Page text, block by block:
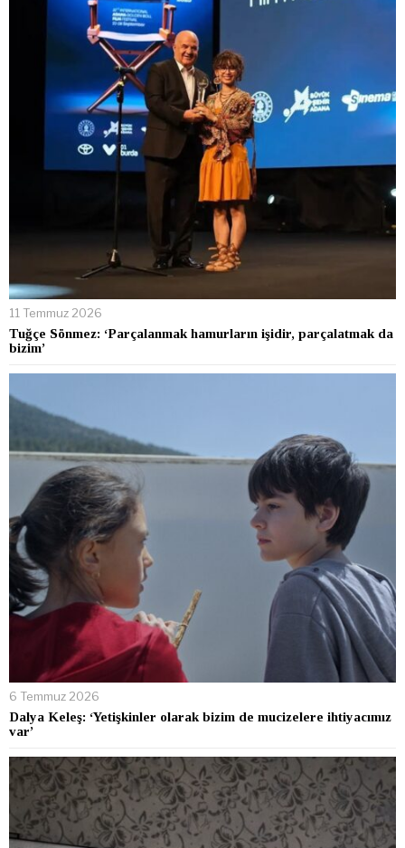
11 Temmuz 2026
Tuğçe Sönmez: ‘Parçalanmak hamurların işidir, parçalatmak da
bizim’
6 Temmuz 2026
Dalya Keleş: ‘Yetişkinler olarak bizim de mucizelere ihtiyacımız
var’